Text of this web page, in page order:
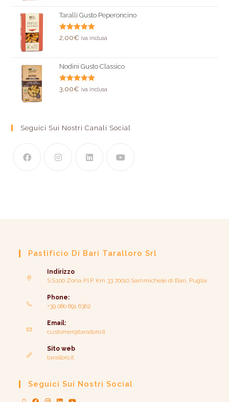
Taralli Gusto Peperoncino
Valutato
2,00€ iva inclusa
Nodini Gusto Classico
Valutato
3,00€ iva inclusa
Seguici Sui Nostri Canali Social
Pastificio Di Bari Taralloro Srl
Indirizzo
S.S.100 Zona P.I.P. Km 33 70010 Sammichele di Bari, Puglia
Phone:
+39 080 891 6362
Email:
customer@taralloro.it
Sito web
taralloro.it
Seguici Sui Nostri Social